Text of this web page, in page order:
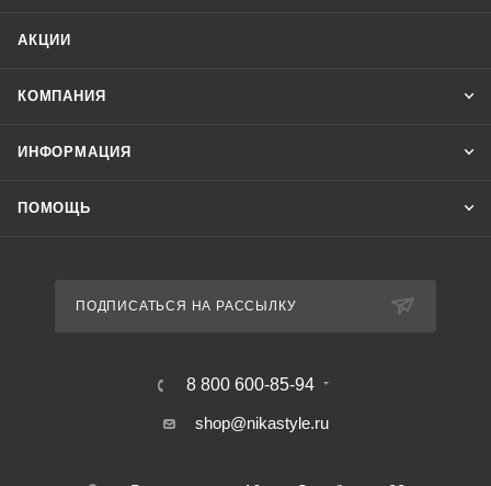
АКЦИИ
КОМПАНИЯ
ИНФОРМАЦИЯ
ПОМОЩЬ
ПОДПИСАТЬСЯ НА РАССЫЛКУ
8 800 600-85-94
shop@nikastyle.ru